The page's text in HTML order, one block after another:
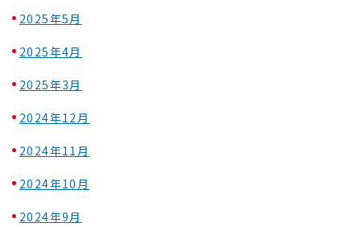
2025年5月
2025年4月
2025年3月
2024年12月
2024年11月
2024年10月
2024年9月